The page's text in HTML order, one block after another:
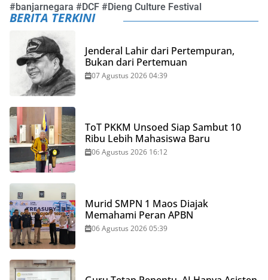
#banjarnegara #DCF #Dieng Culture Festival
BERITA TERKINI
Jenderal Lahir dari Pertempuran,
Bukan dari Pertemuan
07 Agustus 2026 04:39
ToT PKKM Unsoed Siap Sambut 10
Ribu Lebih Mahasiswa Baru
06 Agustus 2026 16:12
Murid SMPN 1 Maos Diajak
Memahami Peran APBN
06 Agustus 2026 05:39